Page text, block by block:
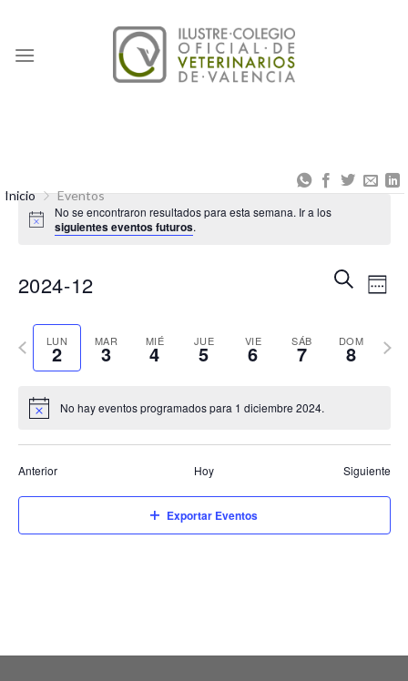
content
Inicio
Eventos
No se encontraron resultados para esta semana. Ir a los
siguientes eventos futuros.
BUSCAR
2024-12
fecha.LUN
2 MAR
3 MIÉ
4 JUE
5 VIE
6 SÁB
7 DOM
8
Semana
anterior
No hay eventos programados para 1 diciembre 2024.
Anterior Hoy Siguiente
Exportar Eventos